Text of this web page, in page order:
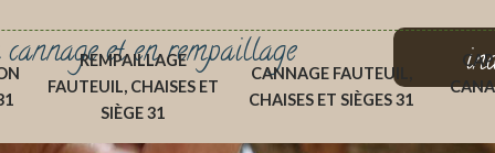
et en rempaillage
REMPAILLAGE
FAUTEUIL, CHAISES ET
SIÈGE 31
CANNAGE FAUTEUIL,
CHAISES ET SIÈGES 31